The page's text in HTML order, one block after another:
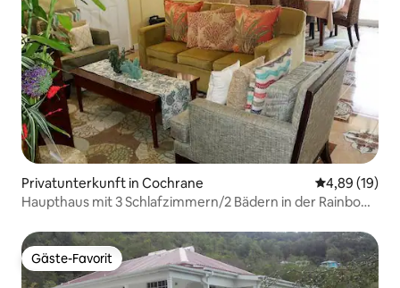
Privatunterkunft in Cochrane
4,89 (19)
Haupthaus mit 3 Schlafzimmern/2 Bädern in der Rainbow
Gäste-Favorit
Gäste-Favorit